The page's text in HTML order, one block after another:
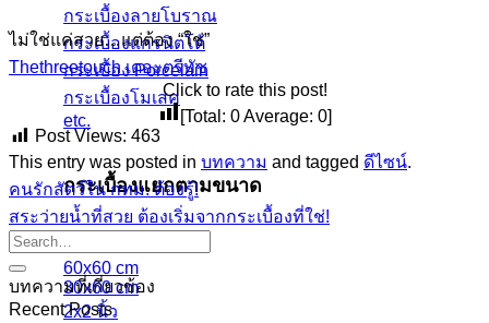
กระเบื้องลายโบราณ
กระเบื้องแกรนิตโต้
กระเบื้อง Porcelain
กระเบื้องโมเสค
etc.
กระเบื้องแยกตามขนาด
4x4 นิ้ว
60x60 cm
30x60 cm
2x2 นิ้ว
ไม่ใช่แค่สวย…แต่ต้อง “ใช่”
Thethreetouch เดอะตรีทัช
Click to rate this post!
[Total: 0Average: 0]
Post Views: 463
This entry was posted in บทความ and tagged ดีไซน์.
คนรักสัตว์ใน กทม. ต้องรู้!
สระว่ายน้ำที่สวย ต้องเริ่มจากกระเบื้องที่ใช่!
บทความที่เกี่ยวข้อง
Recent Posts